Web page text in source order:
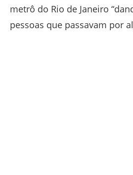
metrô do Rio de Janeiro
pessoas que passavam por